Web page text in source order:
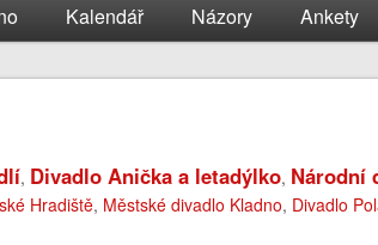
Kalendář Názory Ankety
, Divadlo Anička a letadýlko, Národní
Hradiště, Městské divadlo Kladno, Divadlo